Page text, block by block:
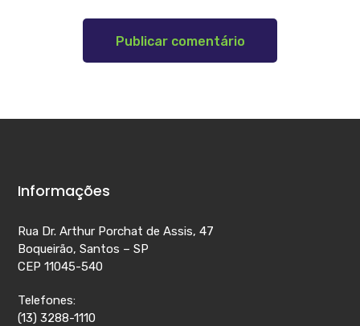
Informações
Rua Dr. Arthur Porchat de Assis, 47
Boqueirão, Santos – SP
CEP 11045-540
Telefones:
(13) 3288-1110